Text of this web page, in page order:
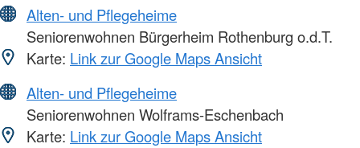
Alten- und Pflegeheime
Seniorenwohnen Bürgerheim Rothenburg o.d.T.
Karte: Link zur Google Maps Ansicht
Alten- und Pflegeheime
Seniorenwohnen Wolframs-Eschenbach
Karte: Link zur Google Maps Ansicht